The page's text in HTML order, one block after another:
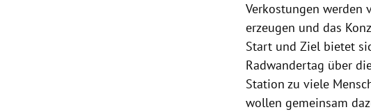
Verkostungen werden
erzeugen und das
Start und Ziel bietet
Radwandertag über
Station zu viele
wollen gemeinsam